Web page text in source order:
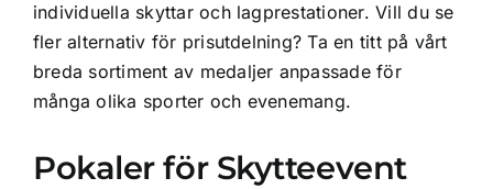
individuella skyttar och lagprestationer. Vill du se
fler alternativ för prisutdelning? Ta en titt på vårt
breda sortiment av medaljer anpassade för
många olika sporter och evenemang.
Pokalerför Skytteevent